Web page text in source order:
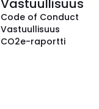
Vastuullisuus
Code of Conduct
Vastuullisuus
CO2e-raportti